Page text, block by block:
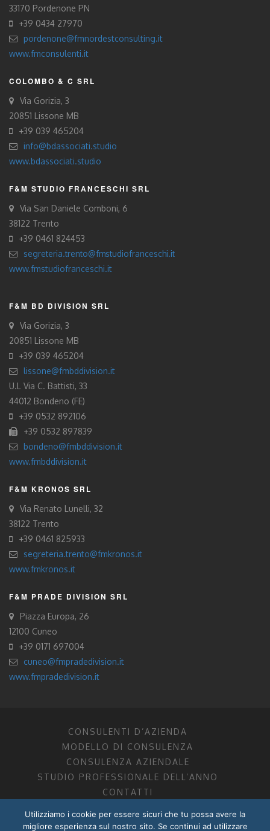
33170 Pordenone PN
+39 0434 27970
pordenone@fmnordestconsulting.it
www.fmconsulenti.it
COLOMBO & C SRL
Via Gorizia, 3
20851 Lissone MB
+39 039 465204
info@bdassociati.studio
www.bdassociati.studio
F&M STUDIO FRANCESCHI SRL
Via San Daniele Comboni, 6
38122 Trento
+39 0461 824453
segreteria.trento@fmstudiofranceschi.it
www.fmstudiofranceschi.it
F&M BD DIVISION SRL
Via Gorizia, 3
20851 Lissone MB
+39 039 465204
lissone@fmbddivision.it
U.L Via C. Battisti, 33
44012 Bondeno (FE)
+39 0532 892106
+39 0532 897839
bondeno@fmbddivision.it
www.fmbddivision.it
F&M KRONOS SRL
Via Renato Lunelli, 32
38122 Trento
+39 0461 825933
segreteria.trento@fmkronos.it
www.fmkronos.it
F&M PRADE DIVISION SRL
Piazza Europa, 26
12100 Cuneo
+39 0171 697004
cuneo@fmpradedivision.it
www.fmpradedivision.it
CONSULENTI D’AZIENDA
MODELLO DI CONSULENZA
CONSULENZA AZIENDALE
STUDIO PROFESSIONALE DELL’ANNO
CONTATTI
FM CONSULENTI D’AZIENDA SOCIETÀ TRA PROFESSIONISTI
Utilizziamo i cookie per essere sicuri che tu possa avere la
migliore esperienza sul nostro sito. Se continui ad utilizzare